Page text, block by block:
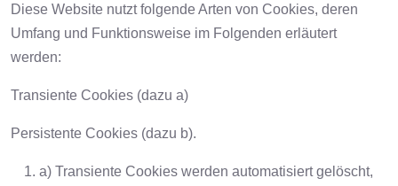
Diese Website nutzt folgende Arten von Cookies, deren
Umfang und Funktionsweise im Folgenden erläutert
werden:
Transiente Cookies (dazu a)
Persistente Cookies (dazu b).
a) Transiente Cookies werden automatisiert gelöscht,